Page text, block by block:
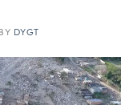
DYGT